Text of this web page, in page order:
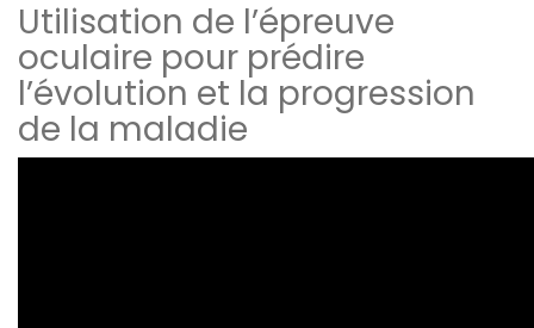
Utilisation de l’épreuve
oculaire pour prédire
l’évolution et la progression
de la maladie